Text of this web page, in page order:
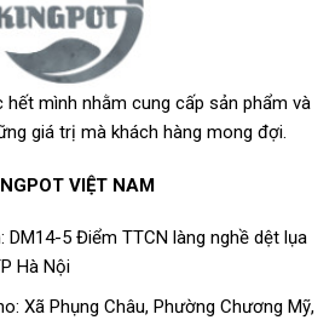
mình nhằm cung cấp sản phẩm và
giá trị mà khách hàng mong đợi.
VIỆT NAM
DM14-5 Điểm TTCN làng nghề dệt lụa
Hà Nội
Xã Phụng Châu, Phường Chương Mỹ,